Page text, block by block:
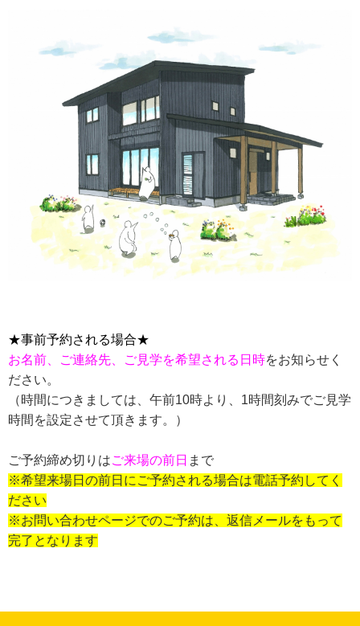
★事前予約される場合★
お名前、ご連絡先、ご見学を希望される日時をお知らせく
ださい。
（時間につきましては、午前10時より、 1時間刻みでご見学
時間を設定させて頂きます。）
ご予約締め切りはご来場の前日 まで
※希望来場日の前日にご予約される場合は電話予約してく
ださい
※お問い合わせページでのご予約は、返信メールをもって
完了となります